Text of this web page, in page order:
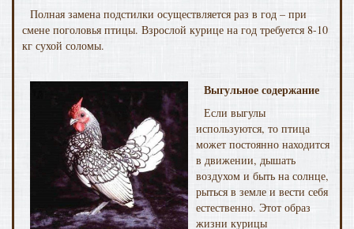
Полная замена подстилки осуществляется раз в год – при
смене поголовья птицы. Взрослой курице на год требуется 8-10
кг сухой соломы.
Выгульное содержание
Если выгулы
используются, то птица
может постоянно находится
в движении, дышать
воздухом и быть на солнце,
рыться в земле и вести себя
естественно. Этот образ
жизни курицы